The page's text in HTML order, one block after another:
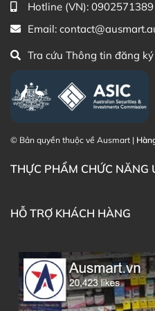
Hotline (VN): 0902571389
Email:
Tra cứu Thông tin đăng
© Bản quyền thuộc về Ausmart |
THỰC PHẨM CHỨC NĂNG
HỖ TRỢ KHÁCH HÀNG